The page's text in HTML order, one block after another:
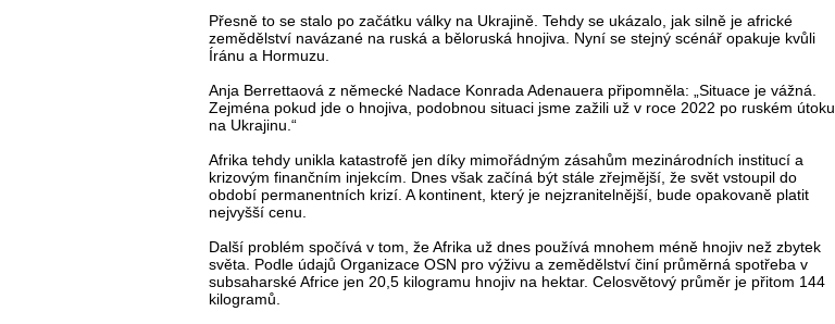
Přesně to se stalo po začátku války na Ukrajině. Tehdy se ukázalo, jak silně je africké
zemědělství navázané na ruská a běloruská hnojiva. Nyní se stejný scénář opakuje kvůli
Íránu a Hormuzu.
Anja Berrettaová z německé Nadace Konrada Adenauera připomněla: „Situace je vážná.
Zejména pokud jde o hnojiva, podobnou situaci jsme zažili už v roce 2022 po ruském útoku
na Ukrajinu.“
Afrika tehdy unikla katastrofě jen díky mimořádným zásahům mezinárodních institucí a
krizovým finančním injekcím. Dnes však začíná být stále zřejmější, že svět vstoupil do
období permanentních krizí. A kontinent, který je nejzranitelnější, bude opakovaně platit
nejvyšší cenu.
Další problém spočívá v tom, že Afrika už dnes používá mnohem méně hnojiv než zbytek
světa. Podle údajů Organizace OSN pro výživu a zemědělství činí průměrná spotřeba v
subsaharské Africe jen 20,5 kilogramu hnojiv na hektar. Celosvětový průměr je přitom 144
kilogramů.